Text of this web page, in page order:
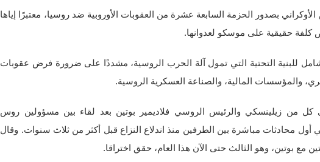
بصدور الحزمة السابعة عشرة من العقوبات الأوروبية ضد روسيا، معتبرًا إياها
حقيقية على موسكو لعدوانها.
للبنية التحتية التي تمول آلة الحرب الروسية، مشددًا على ضرورة فرض عقوبات
والمؤسسات المالية، والصناعة العسكرية الروسية.
كل من زيلينسكي والرئيس الروسي فلاديمير بوتين بعد لقاء بين مسؤولين روس
أول محادثات مباشرة بين الطرفين منذ اندلاع النزاع قبل أكثر من ثلاث سنوات. وقال
مع بوتين، وهو الثالث حتى الآن هذا العام، حقق اختراقا.